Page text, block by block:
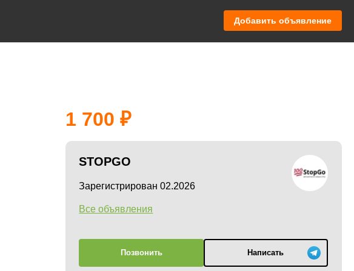
Добавить объявление
1 700
STOPGO
Зарегистрирован 02.2026
Все объявления
Позвонить Написать